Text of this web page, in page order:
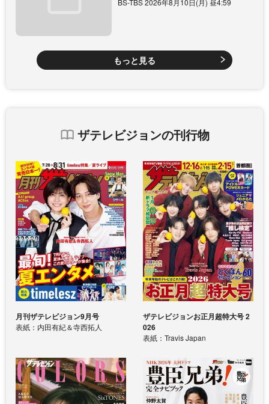
もっと見る
ザテレビジョンの刊行物
月刊ザテレビジョン9月号
表紙：内田有紀＆寺西拓人
ザテレビジョンお正月超特大号 2
026
表紙：Travis Japan